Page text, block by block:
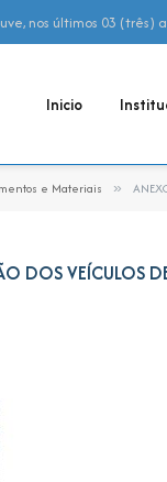
Inicio
e Materiais »
DOS VEÍCULOS